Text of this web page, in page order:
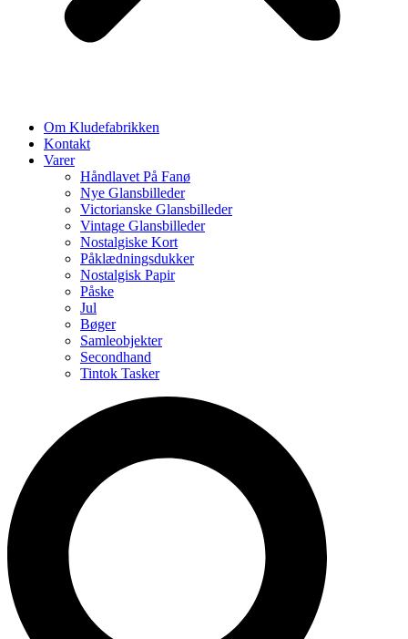
Om Kludefabrikken
Kontakt
Varer
Håndlavet På Fanø
Nye Glansbilleder
Victorianske Glansbilleder
Vintage Glansbilleder
Nostalgiske Kort
Påklædningsdukker
Nostalgisk Papir
Påske
Jul
Bøger
Samleobjekter
Secondhand
Tintok Tasker